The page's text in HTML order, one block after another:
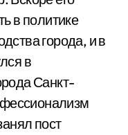
в политике
города, и в
в
Санкт-
пост